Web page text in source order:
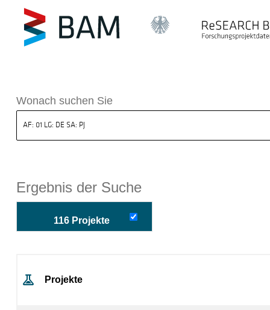
BAM
Wonach suchen Sie
Ergebnis der Suche
116 Projekte
Projekte